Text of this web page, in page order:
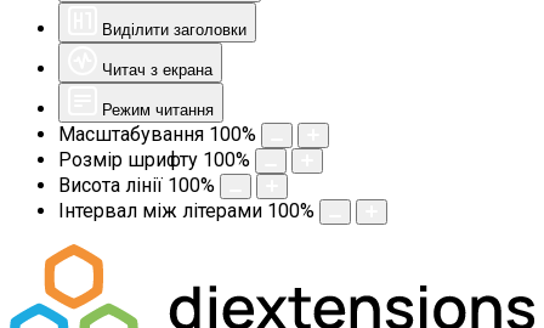
Виділити заголовки
Читач з екрана
Режим читання
Масштабування 100%
Розмір шрифту 100%
Висота лінії 100%
Інтервал між літерами 100%